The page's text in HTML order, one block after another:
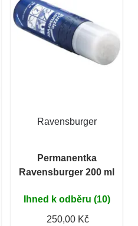
Ravensburger
Permanentka
Ravensburger 200 ml
Ihned k odběru (10)
250,00 Kč